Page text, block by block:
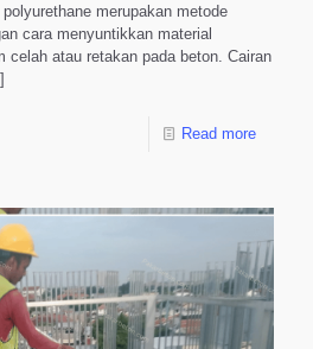
merupakan metode
cara menyuntikkan material
celah atau retakan pada beton. Cairan
Read more